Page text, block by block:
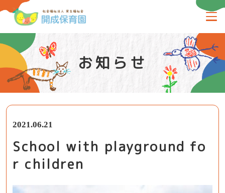
お知らせ
2021.06.21
School with playground fo
r children